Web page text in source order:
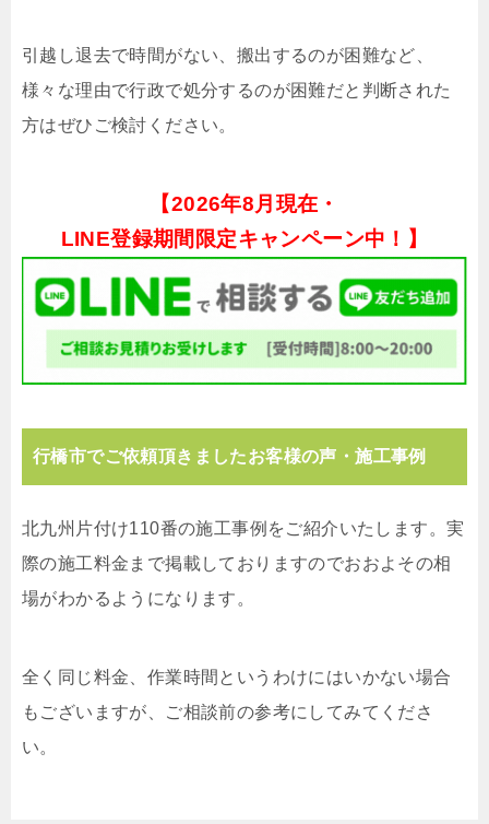
引越し退去で時間がない、搬出するのが困難など、
様々な理由で行政で処分するのが困難だと判断された
方はぜひご検討ください。
【2026年8月現在・
LINE登録期間限定キャンペーン中！】
行橋市でご依頼頂きましたお客様の声・施工事例
北九州片付け110番の施工事例をご紹介いたします。実
際の施工料金まで掲載しておりますのでおおよその相
場がわかるようになります。
全く同じ料金、作業時間というわけにはいかない場合
もございますが、ご相談前の参考にしてみてくださ
い。